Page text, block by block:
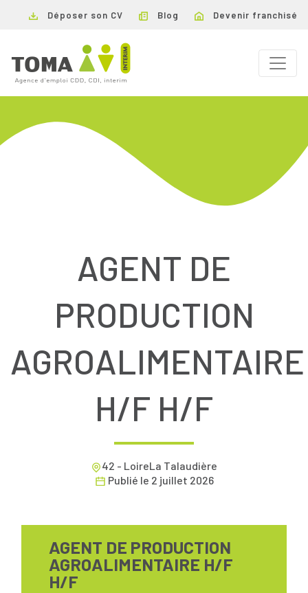
Déposer son CV Blog Devenir franchisé
AGENT DE
PRODUCTION
AGROALIMENTAIRE
H/F H/F
42 - LoireLa Talaudière
Publié le 2 juillet 2026
AGENT DE PRODUCTION
AGROALIMENTAIRE H/F
H/F